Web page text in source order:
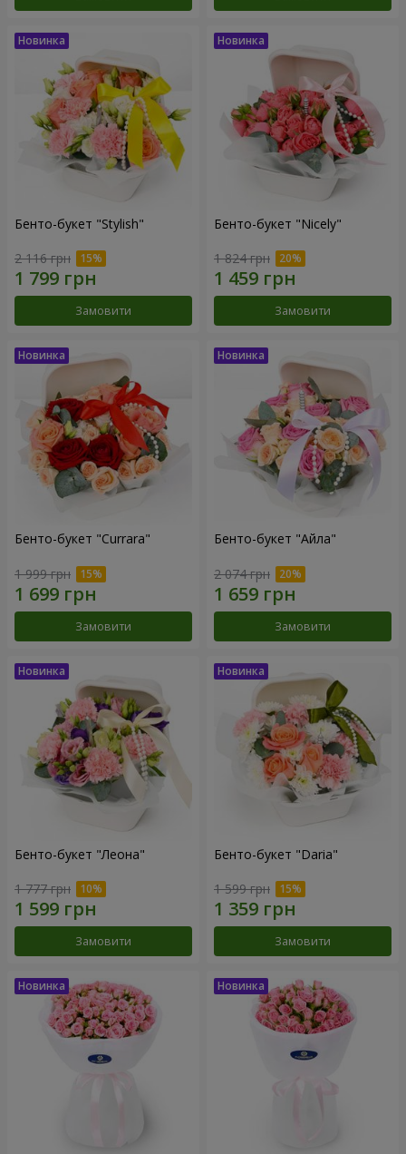
Бенто-букет "Stylish"
2 116 грн
Замовити
Бенто-букет "Nicely"
1 824 грн
Замовити
Бенто-букет "Currara"
1 999 грн
Замовити
Бенто-букет "Айла"
2 074 грн
Замовити
Бенто-букет "Леона"
1 777 грн
Замовити
Бенто-букет "Daria"
1 599 грн
Замовити